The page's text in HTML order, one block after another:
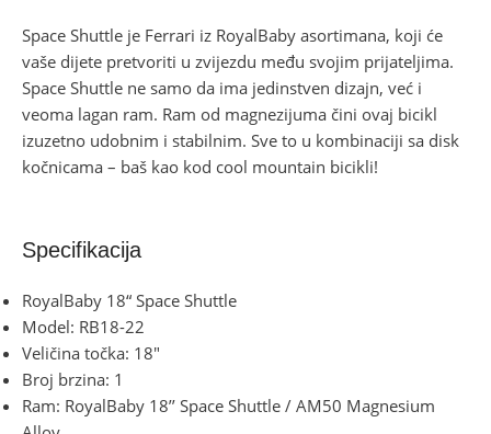
Space Shuttle je Ferrari iz RoyalBaby asortimana, koji će
vaše dijete pretvoriti u zvijezdu među svojim prijateljima.
Space Shuttle ne samo da ima jedinstven dizajn, već i
veoma lagan ram. Ram od magnezijuma čini ovaj bicikl
izuzetno udobnim i stabilnim. Sve to u kombinaciji sa disk
kočnicama – baš kao kod cool mountain bicikli!
Specifikacija
RoyalBaby 18“ Space Shuttle
Model: RB18-22
Veličina točka: 18″
Broj brzina: 1
Ram: RoyalBaby 18’’ Space Shuttle / AM50 Magnesium